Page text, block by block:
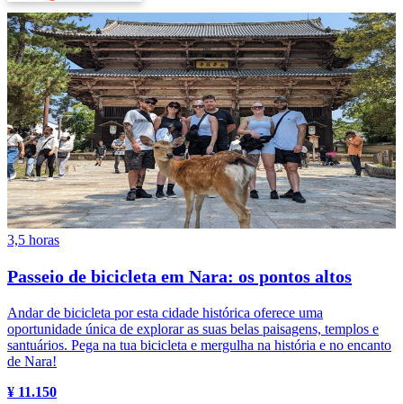
3,5 horas
Passeio de bicicleta em Nara: os pontos altos
Andar de bicicleta por esta cidade histórica oferece uma
oportunidade única de explorar as suas belas paisagens, templos e
santuários. Pega na tua bicicleta e mergulha na história e no encanto
de Nara!
¥ 11.150